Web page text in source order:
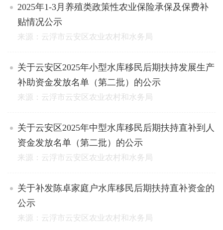
2025年1-3月养殖类政策性农业保险承保及保费补
贴情况公示
来源：云浮市云安区农业农村和水务局
关于云安区2025年小型水库移民后期扶持发展生产
补助资金发放名单（第二批）的公示
来源：云浮市云安区农业农村和水务局
关于云安区2025年中型水库移民后期扶持直补到人
资金发放名单（第二批）的公示
来源：云浮市云安区农业农村和水务局
关于补发陈卓家庭户水库移民后期扶持直补资金的
公示
来源：云浮市云安区农业农村和水务局